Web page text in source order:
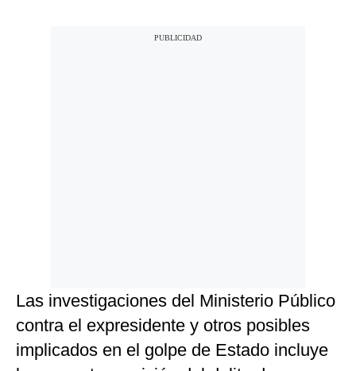
Las investigaciones del Ministerio Público
contra el expresidente y otros posibles
implicados en el golpe de Estado incluye